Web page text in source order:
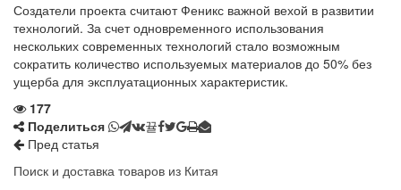
Создатели проекта считают Феникс важной вехой в развитии
технологий. За счет одновременного использования
нескольких современных технологий стало возможным
сократить количество используемых материалов до 50% без
ущерба для эксплуатационных характеристик.
177
Поделиться
Пред статья
Поиск и доставка товаров из Китая